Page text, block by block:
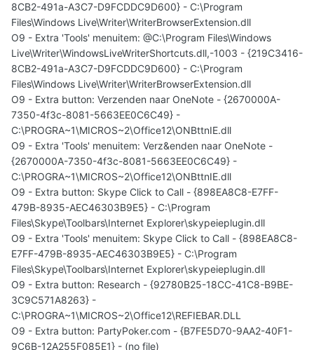
8CB2-491a-A3C7-D9FCDDC9D600} - C:\Program
Files\Windows Live\Writer\WriterBrowserExtension.dll
O9 - Extra 'Tools' menuitem: @C:\Program Files\Windows
Live\Writer\WindowsLiveWriterShortcuts.dll,-1003 - {219C3416-
8CB2-491a-A3C7-D9FCDDC9D600} - C:\Program
Files\Windows Live\Writer\WriterBrowserExtension.dll
O9 - Extra button: Verzenden naar OneNote - {2670000A-
7350-4f3c-8081-5663EE0C6C49} -
C:\PROGRA~1\MICROS~2\Office12\ONBttnIE.dll
O9 - Extra 'Tools' menuitem: Verz&enden naar OneNote -
{2670000A-7350-4f3c-8081-5663EE0C6C49} -
C:\PROGRA~1\MICROS~2\Office12\ONBttnIE.dll
O9 - Extra button: Skype Click to Call - {898EA8C8-E7FF-
479B-8935-AEC46303B9E5} - C:\Program
Files\Skype\Toolbars\Internet Explorer\skypeieplugin.dll
O9 - Extra 'Tools' menuitem: Skype Click to Call - {898EA8C8-
E7FF-479B-8935-AEC46303B9E5} - C:\Program
Files\Skype\Toolbars\Internet Explorer\skypeieplugin.dll
O9 - Extra button: Research - {92780B25-18CC-41C8-B9BE-
3C9C571A8263} -
C:\PROGRA~1\MICROS~2\Office12\REFIEBAR.DLL
O9 - Extra button: PartyPoker.com - {B7FE5D70-9AA2-40F1-
9C6B-12A255F085E1} - (no file)